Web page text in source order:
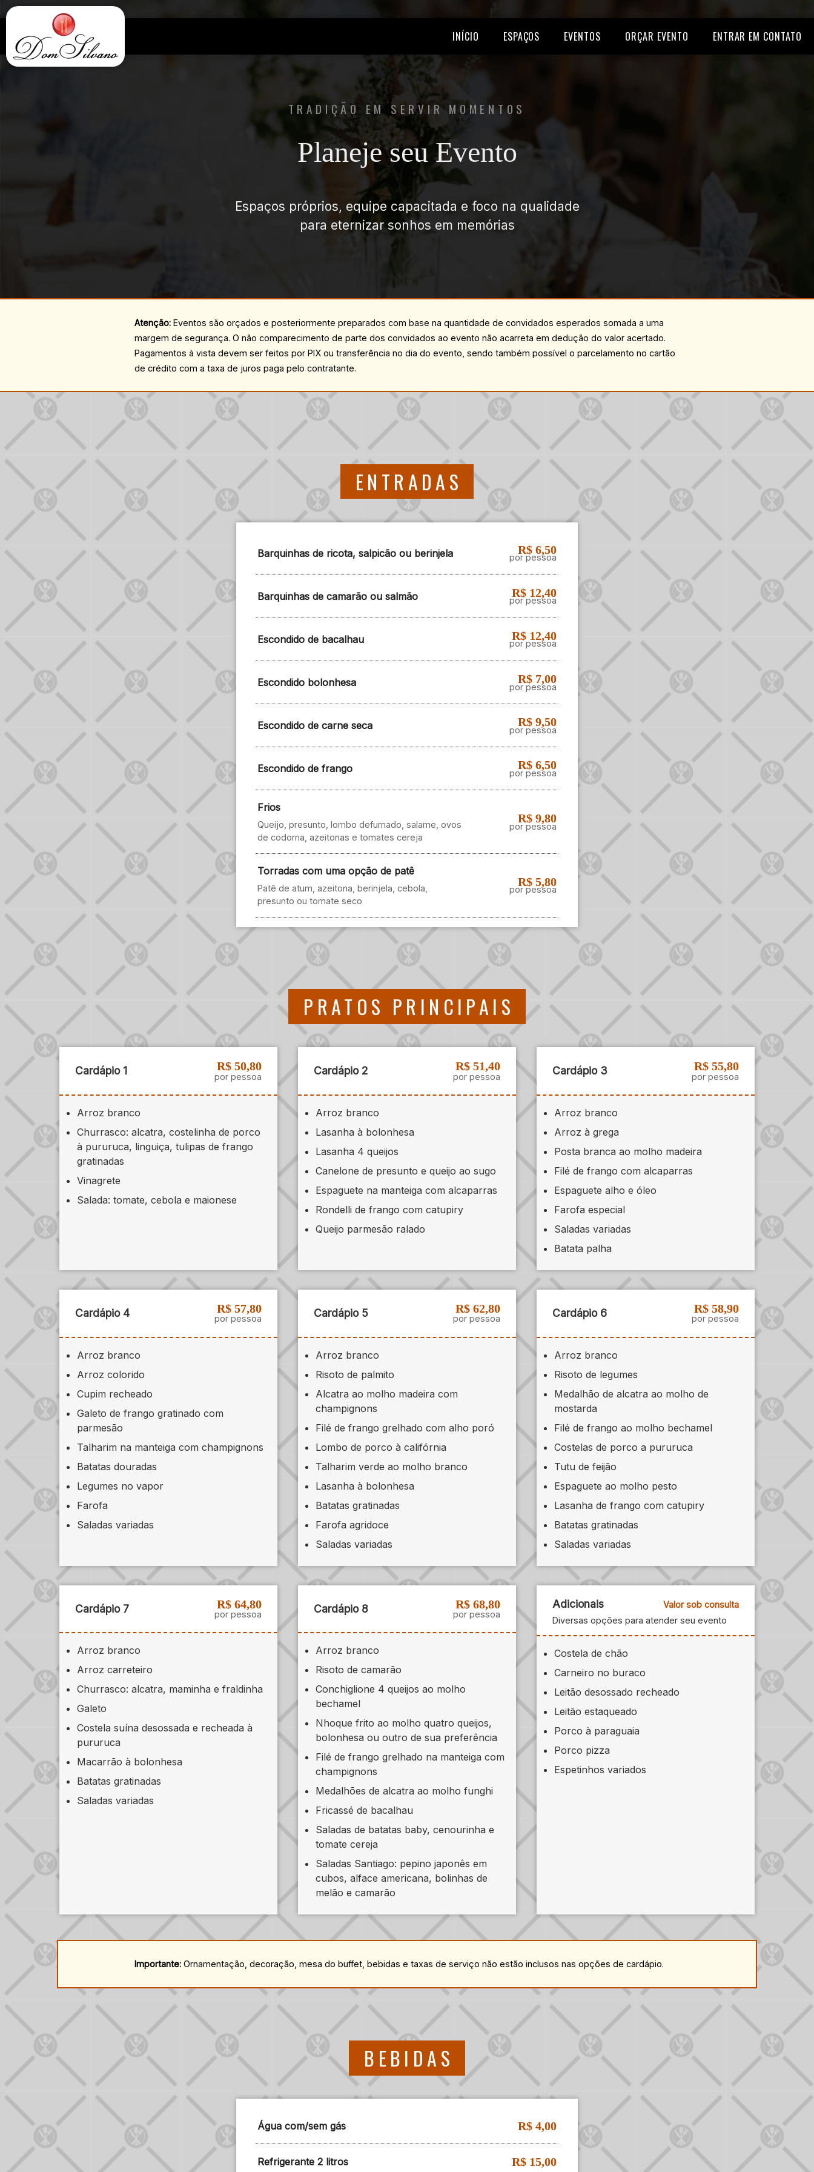
INÍCIO ESPAÇOS EVENTOS ORÇAR EVENTO ENTRAR EM CONTATO
TRADIÇÃO EM SERVIR MOMENTOS
Planeje seu Evento
Espaços próprios, equipe capacitada e foco na qualidade
para eternizar sonhos em memórias
Atenção: Eventos são orçados e posteriormente preparados com base na quantidade de convidados esperados somada a uma
margem de segurança. O não comparecimento de parte dos convidados ao evento não acarreta em dedução do valor acertado.
Pagamentos à vista devem ser feitos por PIX ou transferência no dia do evento, sendo também possível o parcelamento no cartão
de crédito com a taxa de juros paga pelo contratante.
ENTRADAS
Barquinhas de ricota, salpicão ou berinjela R$ 6,50
por pessoa
Barquinhas de camarão ou salmão R$ 12,40
por pessoa
Escondido de bacalhau R$ 12,40
por pessoa
Escondido bolonhesa R$ 7,00
por pessoa
Escondido de carne seca R$ 9,50
por pessoa
Escondido de frango R$ 6,50
por pessoa
Frios
Queijo, presunto, lombo defumado, salame, ovos
de codorna, azeitonas e tomates cereja
R$ 9,80
por pessoa
Torradas com uma opção de patê
Patê de atum, azeitona, berinjela, cebola,
presunto ou tomate seco
R$ 5,80
por pessoa
PRATOS PRINCIPAIS
Cardápio 1 R$ 50,80
por pessoa
Arroz branco
Churrasco: alcatra, costelinha de porco
à pururuca, linguiça, tulipas de frango
gratinadas
Vinagrete
Salada: tomate, cebola e maionese
Cardápio 2 R$ 51,40
por pessoa
Arroz branco
Lasanha à bolonhesa
Lasanha 4 queijos
Canelone de presunto e queijo ao sugo
Espaguete na manteiga com alcaparras
Rondelli de frango com catupiry
Queijo parmesão ralado
Cardápio 3 R$ 55,80
por pessoa
Arroz branco
Arroz à grega
Posta branca ao molho madeira
Filé de frango com alcaparras
Espaguete alho e óleo
Farofa especial
Saladas variadas
Batata palha
Cardápio 4 R$ 57,80
por pessoa
Arroz branco
Arroz colorido
Cupim recheado
Galeto de frango gratinado com
parmesão
Talharim na manteiga com champignons
Batatas douradas
Legumes no vapor
Farofa
Saladas variadas
Cardápio 5 R$ 62,80
por pessoa
Arroz branco
Risoto de palmito
Alcatra ao molho madeira com
champignons
Filé de frango grelhado com alho poró
Lombo de porco à califórnia
Talharim verde ao molho branco
Lasanha à bolonhesa
Batatas gratinadas
Farofa agridoce
Saladas variadas
Cardápio 6 R$ 58,90
por pessoa
Arroz branco
Risoto de legumes
Medalhão de alcatra ao molho de
mostarda
Filé de frango ao molho bechamel
Costelas de porco a pururuca
Tutu de feijão
Espaguete ao molho pesto
Lasanha de frango com catupiry
Batatas gratinadas
Saladas variadas
Cardápio 7 R$ 64,80
por pessoa
Arroz branco
Arroz carreteiro
Churrasco: alcatra, maminha e fraldinha
Galeto
Costela suína desossada e recheada à
pururuca
Macarrão à bolonhesa
Batatas gratinadas
Saladas variadas
Cardápio 8 R$ 68,80
por pessoa
Arroz branco
Risoto de camarão
Conchiglione 4 queijos ao molho
bechamel
Nhoque frito ao molho quatro queijos,
bolonhesa ou outro de sua preferência
Filé de frango grelhado na manteiga com
champignons
Medalhões de alcatra ao molho funghi
Fricassé de bacalhau
Saladas de batatas baby, cenourinha e
tomate cereja
Saladas Santiago: pepino japonês em
cubos, alface americana, bolinhas de
melão e camarão
Adicionais
Valor sob consulta
Diversas opções para atender seu evento
Costela de chão
Carneiro no buraco
Leitão desossado recheado
Leitão estaqueado
Porco à paraguaia
Porco pizza
Espetinhos variados
Importante: Ornamentação, decoração, mesa do buffet, bebidas e taxas de serviço não estão inclusos nas opções de cardápio.
BEBIDAS
Água com/sem gás R$ 4,00
Refrigerante 2 litros R$ 15,00